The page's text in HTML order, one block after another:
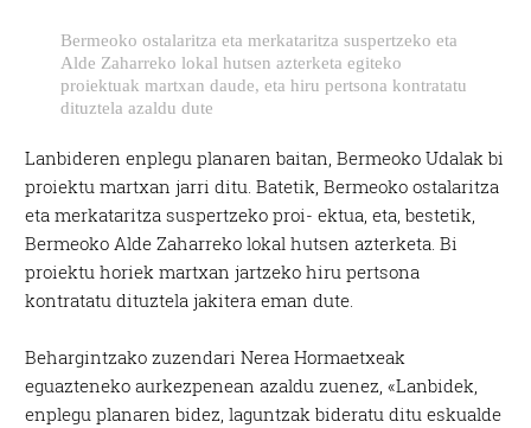
Bermeoko ostalaritza eta merkataritza suspertzeko eta
Alde Zaharreko lokal hutsen azterketa egiteko
proiektuak martxan daude, eta hiru pertsona kontratatu
dituztela azaldu dute
Lanbideren enplegu planaren baitan, Bermeoko Udalak bi
proiektu martxan jarri ditu. Batetik, Bermeoko ostalaritza
eta merkataritza suspertzeko proi- ektua, eta, bestetik,
Bermeoko Alde Zaharreko lokal hutsen azterketa. Bi
proiektu horiek martxan jartzeko hiru pertsona
kontratatu dituztela jakitera eman dute.
Behargintzako zuzendari Nerea Hormaetxeak
eguazteneko aurkezpenean azaldu zuenez, «Lanbidek,
enplegu planaren bidez, laguntzak bideratu ditu eskualde